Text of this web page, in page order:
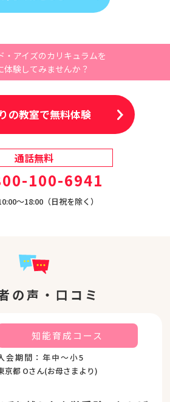
・アイズのカリキュラムを
体験してみませんか？
の教室で無料体験
通話無料
100-6941
〜18:00（日祝を除く）
の声・口コミ
知能育成コース
会期間：年中～小5
京都 Oさん(お母さまより)